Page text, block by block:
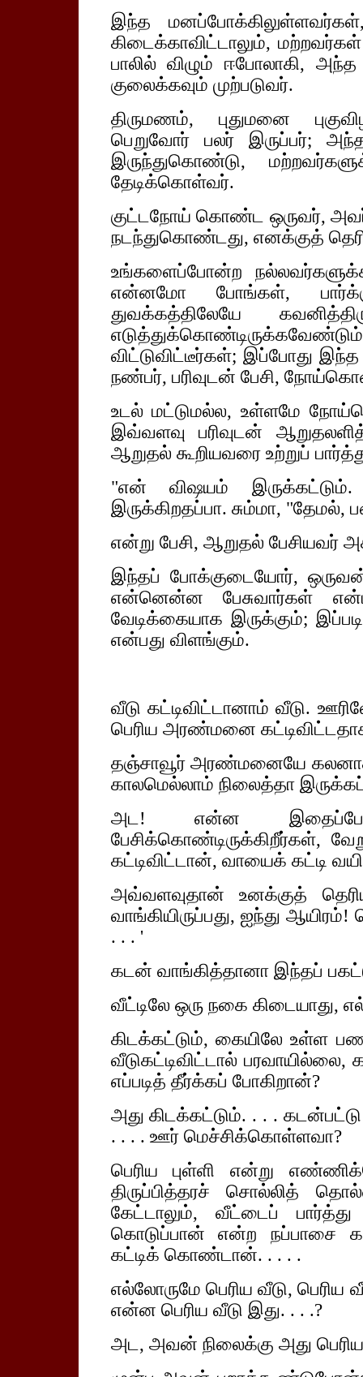
இந்த
கிடைக்காவிட்டாலும், மற்றவர்கள்
பாலில் விழும் ஈபோலாகி,
குலைக்கவும் முற்படுவர்.
திருமணம், புதுமனை
பெறுவோர் பலர் இருப்பர்;
இருந்துகொண்டு,
தேடிக்கொள்வர்.
குட்டநோய் கொண்ட ஒருவர்,
நடந்துகொண்டது, எனக்குத்
உங்களைப்போன்ற
என்னமோ போங்கள்,
துவக்கத்திலேயே
விட்டுவிட்டீர்கள்; இப்போது
நண்பர், பரிவுடன் பேசி,
உடல் மட்டுமல்ல, உள்ளமே
இவ்வளவு பரிவுடன்
ஆறுதல் கூறியவரை உற்றுப்
"என் விஷயம் இருக்கட்டும்.
இருக்கிறதப்பா. சும்மா, "தேமல்,
என்று பேசி, ஆறுதல் பேசியவர்
இந்தப் போக்குடையோர், ஒருவன்
என்னென்ன பேசுவார்கள்
வேடிக்கையாக இருக்கும்;
என்பது விளங்கும்.
வீடு கட்டிவிட்டானாம் வீடு.
பெரிய அரண்மனை
தஞ்சாவூர் அரண்மனையே
காலமெல்லாம் நிலைத்தா
அட! என்ன இதைப்போய்
பேசிக்கொண்டிருக்கிறீர்கள்,
கட்டிவிட்டான், வாயைக் கட்டி
அவ்வளவுதான் உனக்குத்
வாங்கியிருப்பது, ஐந்து ஆயிரம்!
. . . '
கடன் வாங்கித்தானா இந்தப்
வீட்டிலே ஒரு நகை கிடையாது,
கிடக்கட்டும், கையிலே உள்ள
வீடுகட்டிவிட்டால்
எப்படித் தீர்க்கப் போகிறான்?
அது கிடக்கட்டும். . . .
. . . . ஊர் மெச்சிக்கொள்ளவா?
பெரிய புள்ளி என்று
திருப்பித்தரச் சொல்லித்
கேட்டாலும், வீட்டைப்
கொடுப்பான் என்ற நப்பாசை
கட்டிக் கொண்டான். . . . .
எல்லோருமே பெரிய வீடு,
என்ன பெரிய வீடு இது. . . .?
அட, அவன் நிலைக்கு அது